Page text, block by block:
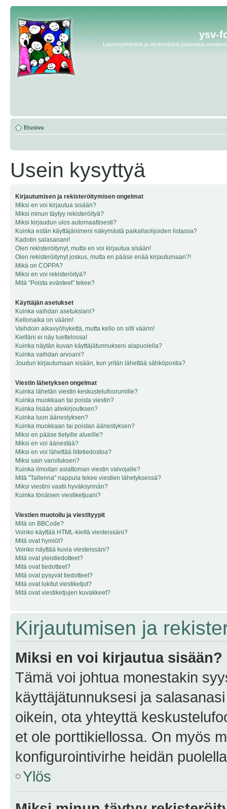
ysv-
Lapsimyönteistä ja ekohenkistä jutustelua
Etusivu
Usein kysyttyä
Kirjautumisen ja rekisteröitymisen ongelmat
Miksi en voi kirjautua sisään?
Miksi minun täytyy rekisteröityä?
Miksi kirjaudun ulos automaattisesti?
Kuinka estän käyttäjänimeni näkymästä paikallaolijoiden listassa?
Kadotin salasanani!
Olen rekisteröitynyt, mutta en voi kirjautua sisään!
Olen rekisteröitynyt joskus, mutta en pääse enää kirjautumaan?!
Mikä on COPPA?
Miksi en voi rekisteröityä?
Mitä “Poista evästeet” tekee?
Käyttäjän asetukset
Kuinka vaihdan asetuksiani?
Kellonaika on väärin!
Vaihdoin aikavyöhykettä, mutta kello on silti väärin!
Kieltäni ei näy luettelossa!
Kuinka näytän kuvan käyttäjätunnukseni alapuolella?
Kuinka vaihdan arvoani?
Joudun kirjautumaan sisään, kun yritän lähettää sähköpostia?
Viestin lähetyksen ongelmat
Kuinka lähetän viestin keskustelufoorumille?
Kuinka muokkaan tai poista viestin?
Kuinka lisään allekirjoutksen?
Kuinka luon äänestyksen?
Kuinka muokkaan tai poistan äänestyksen?
Miksi en pääse tietyille alueille?
Miksi en voi äänestää?
Miksi en voi lähettää liitetiedostoa?
Miksi sain varoituksen?
Kuinka ilmoitan asiattoman viestin valvojalle?
Mitä "Tallenna" nappula tekee viestien lähetyksessä?
Miksi viestini vaatii hyväksynnän?
Kuinka tönäisen viestiketjuani?
Viestien muotoilu ja viestityypit
Mitä on BBCode?
Voinko käyttää HTML-kieltä viesteissäni?
Mitä ovat hymiöt?
Voinko näyttää kuvia viesteissäni?
Mitä ovat yleistiedotteet?
Mitä ovat tiedotteet?
Mitä ovat pysyvät tiedotteet?
Mitä ovat lukitut viestiketjut?
Mitä ovat viestiketjujen kuvakkeet?
Kirjautumisen ja
Miksi en voi kirjautua sisään?
Tämä voi johtua monestakin
käyttäjätunnuksesi ja
oikein, ota yhteyttä
et ole porttikiellossa. On myös
konfigurointivirhe heidän
Ylös